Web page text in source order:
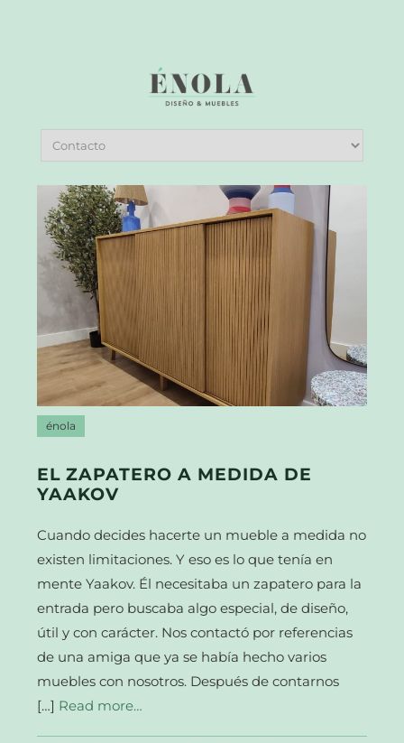
énola
EL ZAPATERO A MEDIDA DE
YAAKOV
Cuando decides hacerte un mueble a medida no
existen limitaciones. Y eso es lo que tenía en
mente Yaakov. Él necesitaba un zapatero para la
entrada pero buscaba algo especial, de diseño,
útil y con carácter. Nos contactó por referencias
de una amiga que ya se había hecho varios
muebles con nosotros. Después de contarnos
[…] Read more…